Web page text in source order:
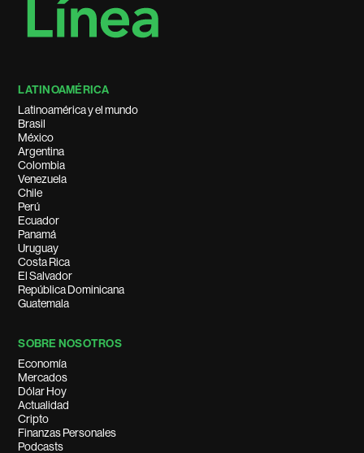
LATINOAMÉRICA
Latinoamérica y el mundo
Brasil
México
Argentina
Colombia
Venezuela
Chile
Perú
Ecuador
Panamá
Uruguay
Costa Rica
El Salvador
República Dominicana
Guatemala
SOBRE NOSOTROS
Economía
Mercados
Dólar Hoy
Actualidad
Cripto
Finanzas Personales
Podcasts